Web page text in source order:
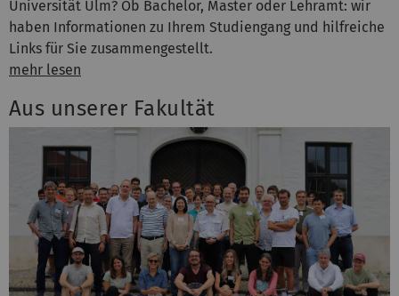
Universität Ulm? Ob Bachelor, Master oder Lehramt: wir
haben Informationen zu Ihrem Studiengang und hilfreiche
Links für Sie zusammengestellt.
mehr lesen
Aus unserer Fakultät